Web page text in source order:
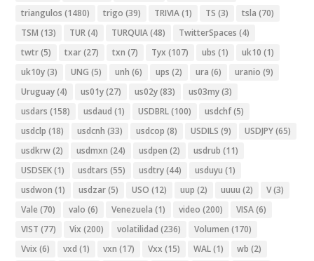
triangulos (1480) trigo (39) TRIVIA(1) TS (3) tsla (70)
TSM (13) TUR(4) TURQUIA(48) TwitterSpaces (4)
twtr(5) txar(27) txn (7) Tyx (107) ubs (1) uk10 (1)
uk10y(3) UNG (5) unh (6) ups (2) ura (6) uranio (9)
Uruguay(4) us01y(27) us02y(83) us03my(3)
usdars (158) usdaud (1) USDBRL(100) usdchf(5)
usdclp (18) usdcnh (33) usdcop (8) USDILS (9) USDJPY(65)
usdkrw(2) usdmxn (24) usdpen (2) usdrub (11)
USDSEK(1) usdtars (55) usdtry(44) usduyu (1)
usdwon (1) usdzar(5) USO (12) uup (2) uuuu (2) V(3)
Vale (70) valo (6) Venezuela (1) video (200) VISA(6)
VIST (77) Vix (200) volatilidad (236) Volumen (170)
Vvix (6) vxd (1) vxn (17) Vxx (15) WAL(1) wb (2)